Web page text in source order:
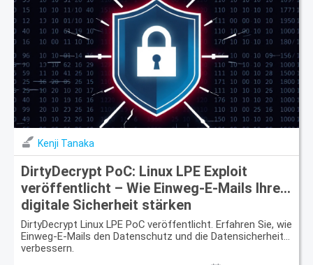
Kenji Tanaka
DirtyDecrypt PoC: Linux LPE Exploit
veröffentlicht – Wie Einweg-E-Mails Ihre
digitale Sicherheit stärken
DirtyDecrypt Linux LPE PoC veröffentlicht. Erfahren Sie, wie
Einweg-E-Mails den Datenschutz und die Datensicherheit
verbessern.